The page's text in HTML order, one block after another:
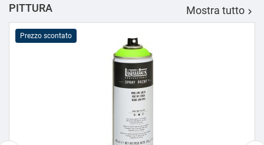
PITTURA Mostra tutto 
Prezzo scontato